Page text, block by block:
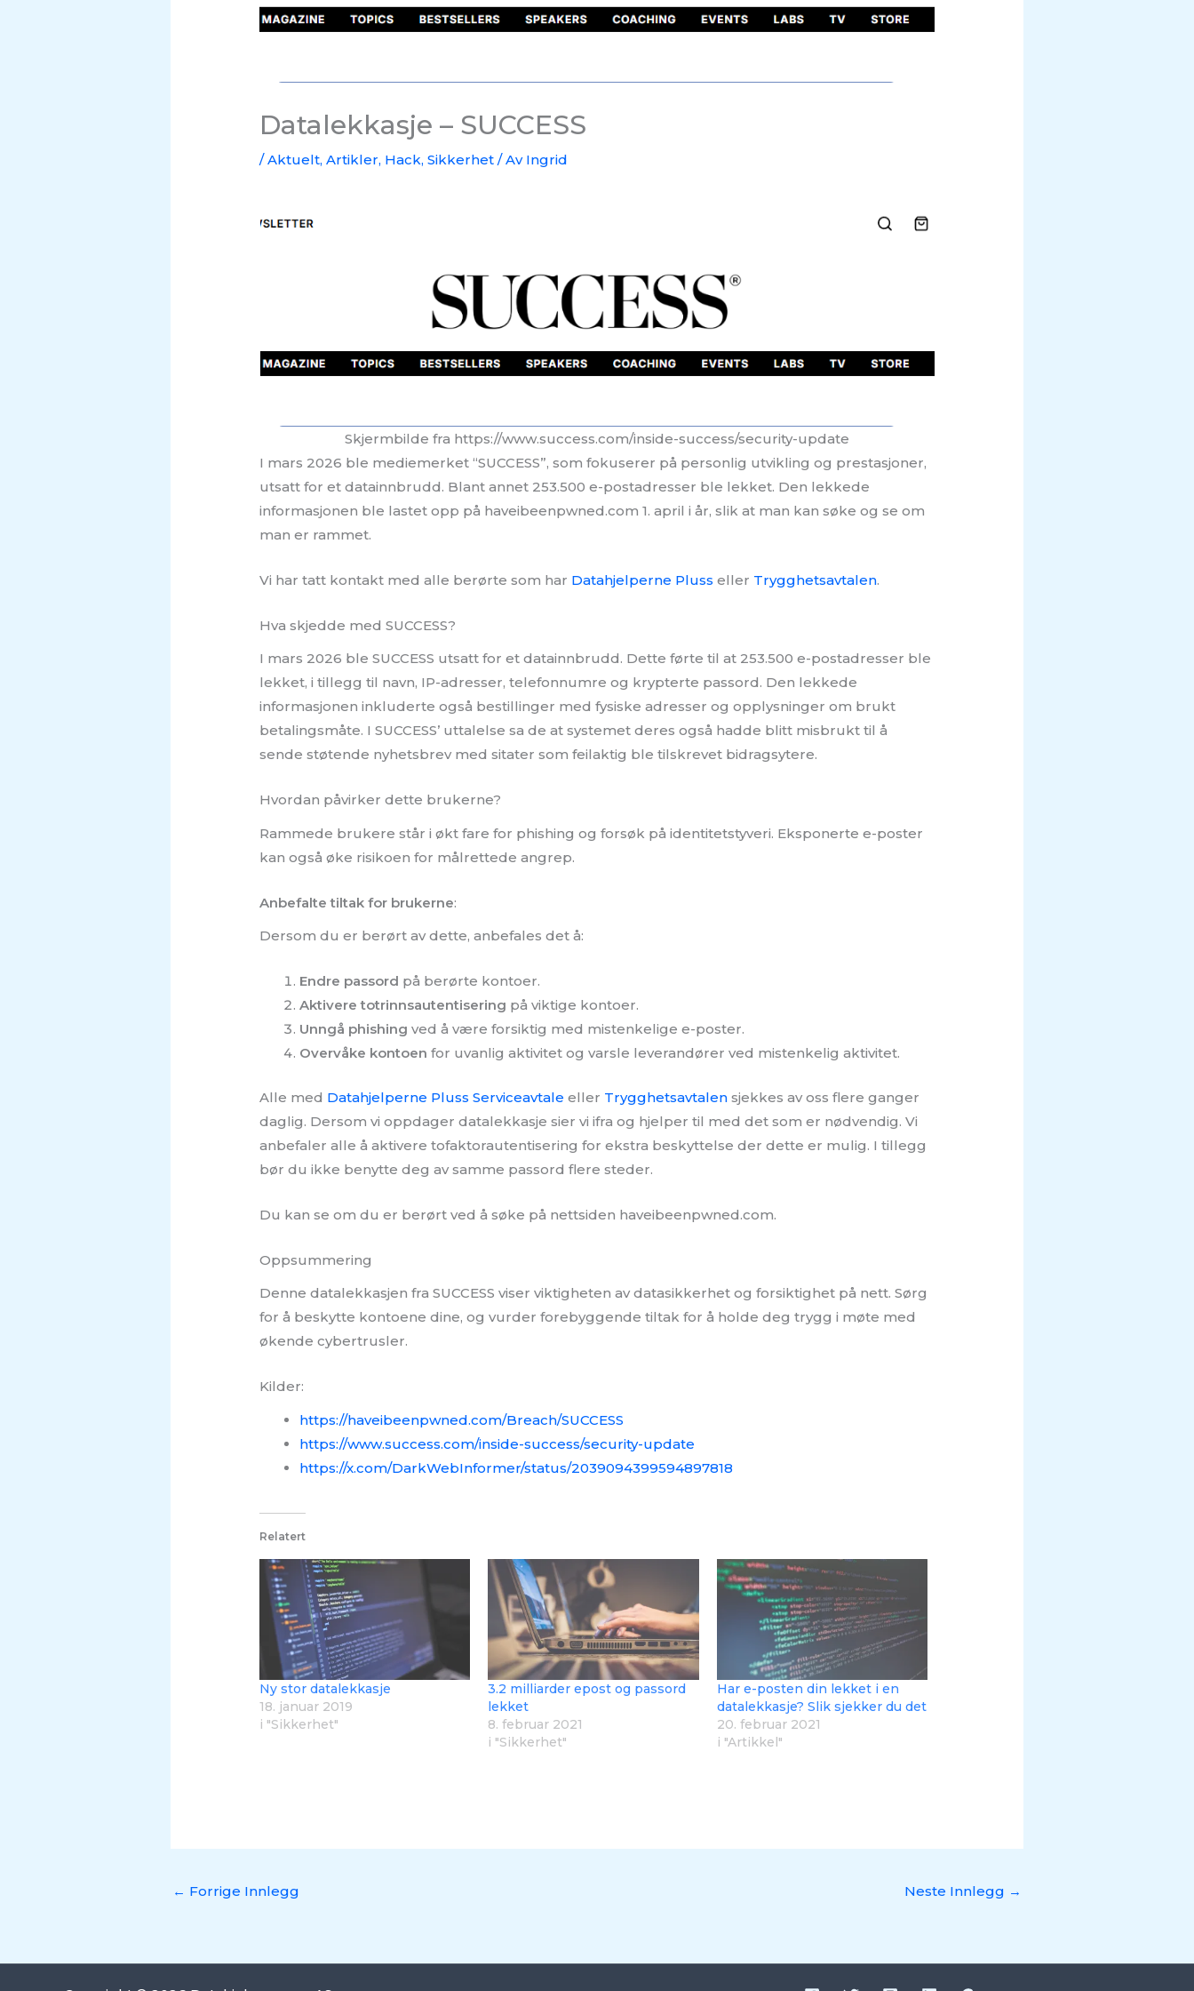
Datalekkasje – SUCCESS
/Aktuelt,Artikler, Hack,Sikkerhet / Av Ingrid
Skjermbilde fra https://www.success.com/inside-success/security-update
I mars 2026 ble mediemerket “SUCCESS”, som fokuserer på personlig utvikling og prestasjoner,
utsatt for et datainnbrudd. Blant annet 253.500 e-postadresser ble lekket. Den lekkede
informasjonen ble lastet opp på haveibeenpwned.com 1. april i år, slik at man kan søke og se om
man er rammet.
Vi har tatt kontakt med alle berørte som har Datahjelperne Pluss eller Trygghetsavtalen.
Hva skjedde med SUCCESS?
I mars 2026 ble SUCCESS utsatt for et datainnbrudd. Dette førte til at 253.500 e-postadresser ble
lekket, i tillegg til navn, IP-adresser, telefonnumre og krypterte passord. Den lekkede
informasjonen inkluderte også bestillinger med fysiske adresser og opplysninger om brukt
betalingsmåte. I SUCCESS’ uttalelse sa de at systemet deres også hadde blitt misbrukt til å
sende støtende nyhetsbrev med sitater som feilaktig ble tilskrevet bidragsytere.
Hvordan påvirker dette brukerne?
Rammede brukere står i økt fare for phishing og forsøk på identitetstyveri. Eksponerte e-poster
kan også øke risikoen for målrettede angrep.
Anbefalte tiltak for brukerne:
Dersom du er berørt av dette, anbefales det å:
Endre passord på berørte kontoer.
Aktivere totrinnsautentisering på viktige kontoer.
Unngå phishing ved å være forsiktig med mistenkelige e-poster.
Overvåke kontoen for uvanlig aktivitet og varsle leverandører ved mistenkelig aktivitet.
Alle med Datahjelperne Pluss Serviceavtale eller Trygghetsavtalen sjekkes av oss flere ganger
daglig. Dersom vi oppdager datalekkasje sier vi ifra og hjelper til med det som er nødvendig. Vi
anbefaler alle å aktivere tofaktorautentisering for ekstra beskyttelse der dette er mulig. I tillegg
bør du ikke benytte deg av samme passord flere steder.
Du kan se om du er berørt ved å søke på nettsiden haveibeenpwned.com.
Oppsummering
Denne datalekkasjen fra SUCCESS viser viktigheten av datasikkerhet og forsiktighet på nett. Sørg
for å beskytte kontoene dine, og vurder forebyggende tiltak for å holde deg trygg i møte med
økende cybertrusler.
Kilder:
https://haveibeenpwned.com/Breach/SUCCESS
https://www.success.com/inside-success/security-update
https://x.com/DarkWebInformer/status/2039094399594897818
Relatert
Ny stor datalekkasje
18. januar 2019
i "Sikkerhet"
3.2 milliarder epost og passord
lekket
8. februar 2021
i "Sikkerhet"
Har e-posten din lekket i en
datalekkasje? Slik sjekker du det
20. februar 2021
i "Artikkel"
← Forrige Innlegg Neste Innlegg →